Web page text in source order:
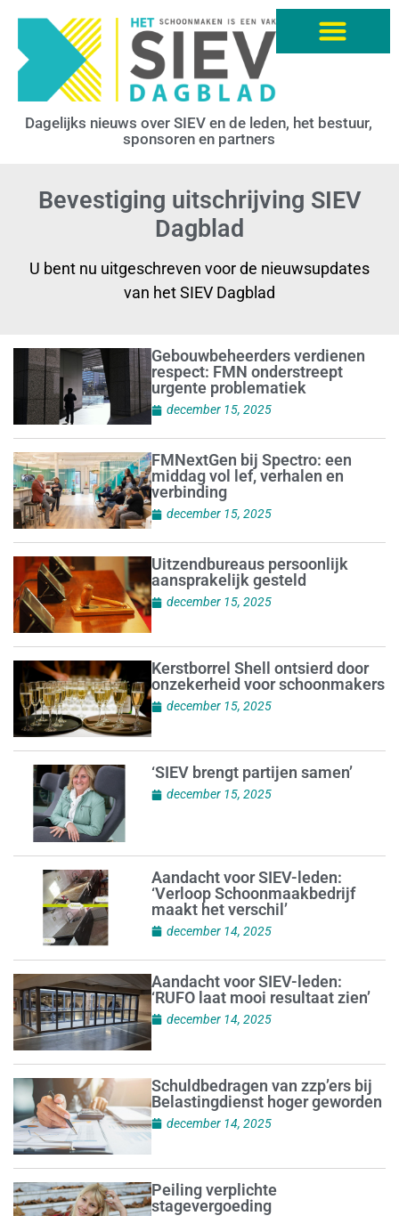
Dagelijks nieuws over SIEV en de leden, het bestuur,
sponsoren en partners
Bevestiging uitschrijving SIEV
Dagblad
U bent nu uitgeschreven voor de nieuwsupdates
van het SIEV Dagblad
Gebouwbeheerders verdienen
respect: FMN onderstreept
urgente problematiek
december 15, 2025
FMNextGen bij Spectro: een
middag vol lef, verhalen en
verbinding
december 15, 2025
Uitzendbureaus persoonlijk
aansprakelijk gesteld
december 15, 2025
Kerstborrel Shell ontsierd door
onzekerheid voor schoonmakers
december 15, 2025
‘SIEV brengt partijen samen’
december 15, 2025
Aandacht voor SIEV-leden:
‘Verloop Schoonmaakbedrijf
maakt het verschil’
december 14, 2025
Aandacht voor SIEV-leden:
‘RUFO laat mooi resultaat zien’
december 14, 2025
Schuldbedragen van zzp’ers bij
Belastingdienst hoger geworden
december 14, 2025
Peiling verplichte
stagevergoeding